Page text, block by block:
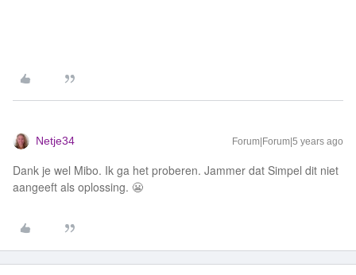
Netje34 Forum|Forum|5 years ago
Dank je wel Mibo. Ik ga het proberen. Jammer dat Simpel dit niet
aangeeft als oplossing. 😬